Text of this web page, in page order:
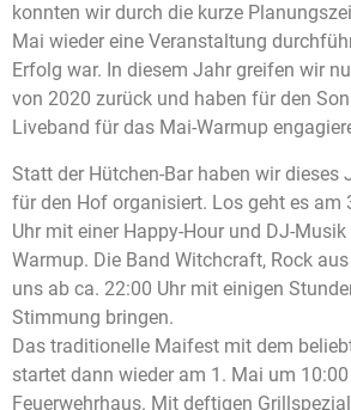
konnten wir durch die kurze
Mai wieder eine Veranstaltung
Erfolg war. In diesem Jahr greifen wir
von 2020 zurück und haben für den
Liveband für das Mai-Warmup
Statt der Hütchen-Bar haben wir dieses
für den Hof organisiert. Los geht es am
Uhr mit einer Happy-Hour und DJ-
Warmup. Die Band Witchcraft, Rock
uns ab ca. 22:00 Uhr mit einigen
Stimmung bringen.
Das traditionelle Maifest mit dem
startet dann wieder am 1. Mai um
Feuerwehrhaus. Mit deftigen